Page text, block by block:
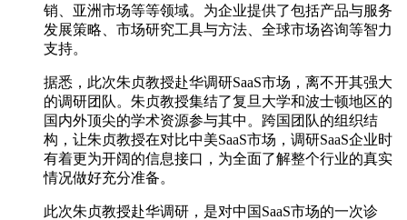
销、亚洲市场等等领域。为企业提供了包括产品与服务
发展策略、市场研究工具与方法、全球市场咨询等智力
支持。
据悉，此次朱贞教授赴华调研SaaS市场，离不开其强大
的调研团队。朱贞教授集结了复旦大学和波士顿地区的
国内外顶尖的学术资源参与其中。跨国团队的组织结
构，让朱贞教授在对比中美SaaS市场，调研SaaS企业时
有着更为开阔的信息接口，为全面了解整个行业的真实
情况做好充分准备。
此次朱贞教授赴华调研，是对中国SaaS市场的一次诊